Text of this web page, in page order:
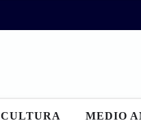
CULTURA MEDIO